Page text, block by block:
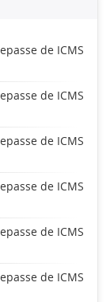
de ICMS
de ICMS
de ICMS
de ICMS
de ICMS
de ICMS